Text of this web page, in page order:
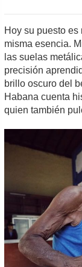
Hoy su puesto
misma esencia.
las suelas
precisión
brillo oscuro del
Habana cuenta
quien también